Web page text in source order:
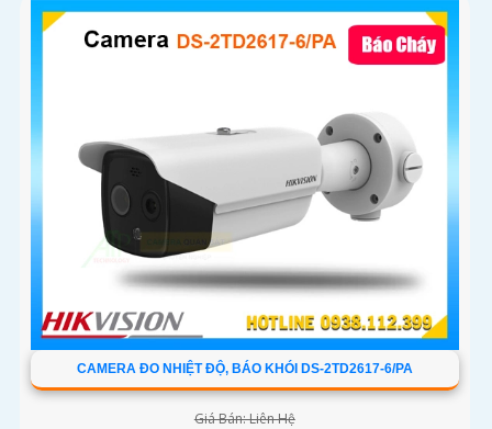
CAMERA ĐO NHIỆT ĐỘ, BÁO KHÓI DS-2TD2617-6/PA
Giá Bán: Liên Hệ